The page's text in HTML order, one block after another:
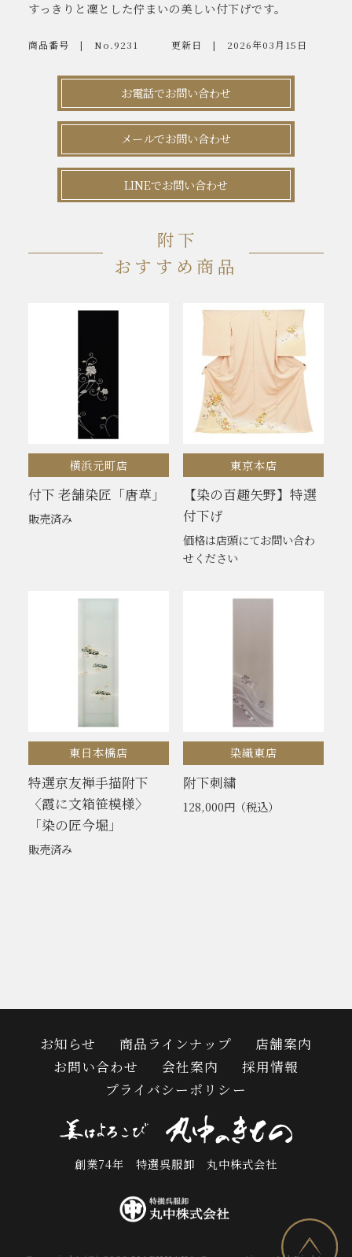
すっきりと凜とした佇まいの美しい付下げです。
商品番号 No.9231 更新日 2026年03月15日
お電話でお問い合わせ
メールでお問い合わせ
LINEでお問い合わせ
附下
おすすめ商品
横浜元町店
付下 老舗染匠「唐草」
販売済み
東京本店
【染の百趣矢野】特選
付下げ
価格は店頭にてお問い合わ
せください
東日本橋店
特選京友禅手描附下
〈霞に文箱笹模様〉
「染の匠今堀」
販売済み
染織東店
附下刺繍
128,000円（税込）
お知らせ 商品ラインナップ
店舗案内
お問い合わせ
会社案内
採用情報
プライバシーポリシー
創業74年 特選呉服卸 丸中株式会社